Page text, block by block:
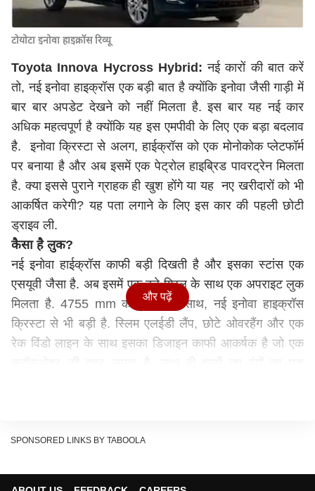
टोयोटा इनोवा हाइक्रॉस रिव्यू
Toyota Innova Hycross Hybrid: ​​नई कारों की बात करें
तो, नई इनोवा हाइक्रॉस एक बड़ी बात है क्योंकि इनोवा जैसी गाड़ी में
बार बार अपडेट देखने को नहीं मिलता है. इस बार यह नई कार
अधिक महत्वपूर्ण है क्योंकि यह इस एमपीवी के लिए एक बड़ा बदलाव
है. इनोवा क्रिस्टा से अलग, हाईक्रॉस को एक मोनोकोक प्लेटफॉर्म
पर बनाया है और अब इसमें एक पेट्रोल हाइब्रिड पावरट्रेन मिलता
है. क्या इससे पुराने ग्राहक ही खुश होंगे या यह नए खरीदारों को भी
आकर्षित करेगी? यह पता लगाने के लिए इस कार की पहली छोटी
ड्राइव ली.
कैसा है लुक?
नई इनोवा हाईक्रॉस काफी बड़ी दिखती है और इसका स्टांस एक
एसयूवी जैसा है. अब इसमें एक बड़े ग्रिल के साथ एक अपराइट लुक
मिलता है. 4755 mm की लंबाई के साथ, नई इनोवा हाइक्रॉस
क्रिस्टा से भी बड़ी है. स्लिम एलईडी लैंप, छोटे ओवरहैंग और एक
रेक विंडो लाइन के साथ इसका डिजाइन काफी आकर्षक है जो एक
पोजिशन मिलती है. हालाँकि, Toyota ने बाकी सब कुछ भी बदल
और पढ़ें
SPONSORED LINKS BY TABOOLA